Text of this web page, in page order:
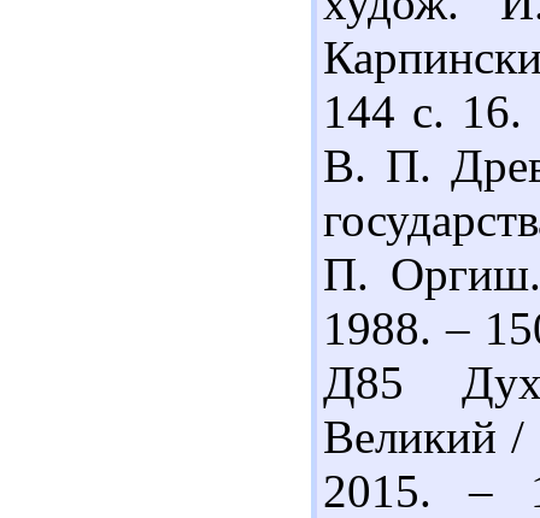
144 с.
В. П.
П.
1988. –
Д85
Великий
2015. –